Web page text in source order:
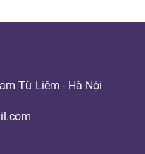
Từ Liêm - Hà Nội